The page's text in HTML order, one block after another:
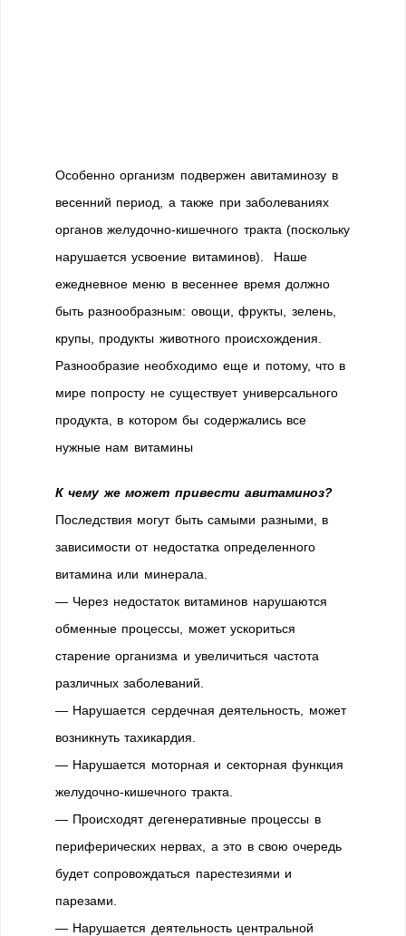
Особенно организм подвержен авитаминозу в
весенний период, а также при заболеваниях
органов желудочно-кишечного тракта (поскольку
нарушается усвоение витаминов). Наше
ежедневное меню в весеннее время должно
быть разнообразным: овощи, фрукты, зелень,
крупы, продукты животного происхождения.
Разнообразие необходимо еще и потому, что в
мире попросту не существует универсального
продукта, в котором бы содержались все
нужные нам витамины
К чему же может привести авитаминоз?
Последствия могут быть самыми разными, в
зависимости от недостатка определенного
витамина или минерала.
— Через недостаток витаминов нарушаются
обменные процессы, может ускориться
старение организма и увеличиться частота
различных заболеваний.
— Нарушается сердечная деятельность, может
возникнуть тахикардия.
— Нарушается моторная и секторная функция
желудочно-кишечного тракта.
— Происходят дегенеративные процессы в
периферических нервах, а это в свою очередь
будет сопровождаться парестезиями и
парезами.
— Нарушается деятельность центральной